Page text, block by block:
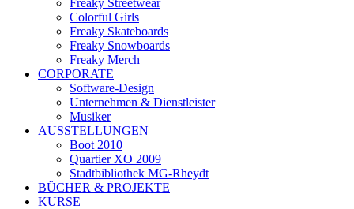
Colorful Girls
Freaky Skateboards
Freaky Snowboards
Freaky Merch
CORPORATE
Software-Design
Unternehmen & Dienstleister
Musiker
AUSSTELLUNGEN
Boot 2010
Quartier XO 2009
Stadtbibliothek MG-Rheydt
BÜCHER & PROJEKTE
KURSE